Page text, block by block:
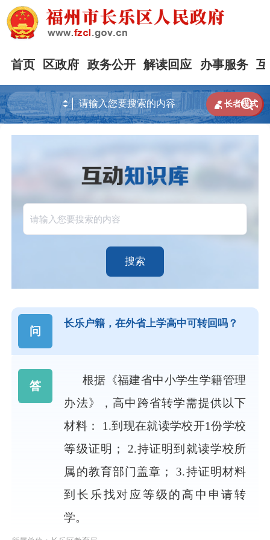
首页 区政府 政务公开 解读回应 办事服务

 长者模式
搜索
问
长乐户籍，在外省上学高中可转回吗？
答
根据《福建省中小学生学籍管理
办法》，高中跨省转学需提供以下
材料： 1.到现在就读学校开1份学校
等级证明； 2.持证明到就读学校所
属的教育部门盖章； 3.持证明材料
到长乐找对应等级的高中申请转
学。